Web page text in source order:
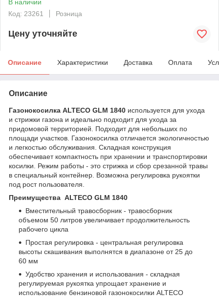
В наличии
Код: 23261
Розница
Цену уточняйте
Описание Характеристики Доставка Оплата
Описание
Газонокосилка ALTECO GLM 1840 используется для ухода
и стрижки газона и идеально подходит для ухода за
придомовой территорией. Подходит для небольших по
площади участков. Газонокосилка отличается экологичностью
и легкостью обслуживания. Складная конструкция
обеспечивает компактность при хранении и транспортировки
косилки. Режим работы - это стрижка и сбор срезанной травы
в специальный контейнер. Возможна регулировка рукоятки
под рост пользователя.
Преимущества ALTECO GLM 1840
Вместительный травосборник - травосборник
объемом 50 литров увеличивает продолжительность
рабочего цикла
Простая регулировка - центральная регулировка
высоты скашивания выполнятся в диапазоне от 25 до
60 мм
Удобство хранения и использования - складная
регулируемая рукоятка упрощает хранение и
использование бензиновой газонокосилки ALTECO